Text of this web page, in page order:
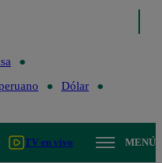
Dólar
TV en vivo MENÚ